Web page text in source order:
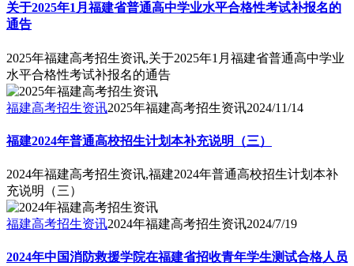
关于2025年1月福建省普通高中学业水平合格性考试补报名的
通告
2025年福建高考招生资讯,关于2025年1月福建省普通高中学业
水平合格性考试补报名的通告
福建高考招生资讯2025年福建高考招生资讯2024/11/14
福建2024年普通高校招生计划本补充说明（三）
2024年福建高考招生资讯,福建2024年普通高校招生计划本补
充说明（三）
福建高考招生资讯2024年福建高考招生资讯2024/7/19
2024年中国消防救援学院在福建省招收青年学生测试合格人员